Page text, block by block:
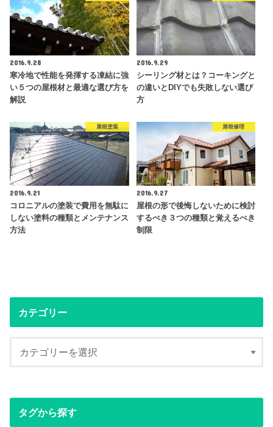
2016.9.28
寒冷地で性能を発揮する凍結に強
い５つの屋根材と最適な選び方を
解説
2016.9.29
シーリング材とは？コーキングと
の違いとDIYでも失敗しない選び
方
屋根塗装
2016.9.21
コロニアルの塗装で費用を無駄に
しない塗料の種類とメンテナンス
方法
屋根修理
2016.9.27
屋根の形で後悔しないために検討
するべき３つの種類と覚えるべき
制限
カテゴリー
タグから探す